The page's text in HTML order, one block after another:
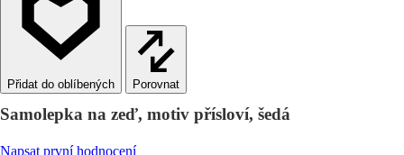
Porovnat
Samolepka na zeď, motiv přísloví, šedá
Napsat první hodnocení